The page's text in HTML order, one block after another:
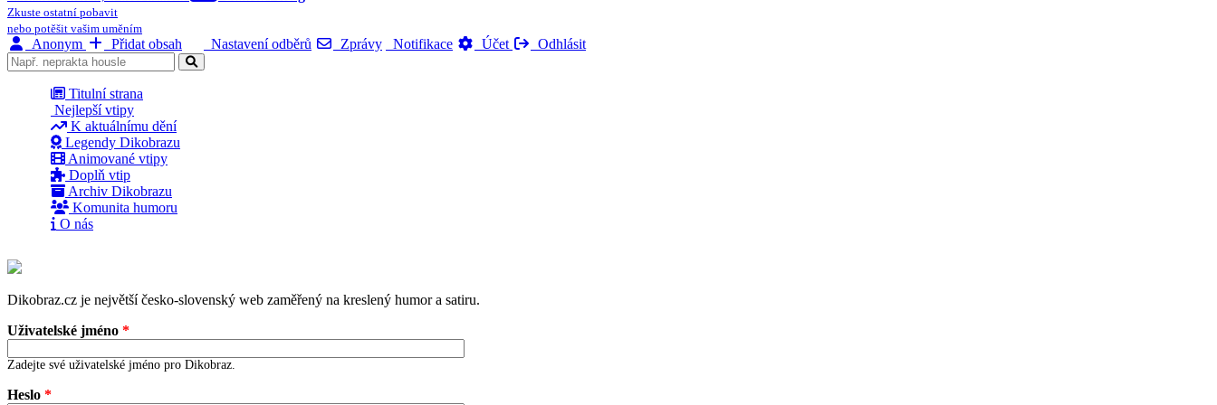
Zkuste ostatní pobavit
nebo potěšit vašim uměním
Anonym Přidat obsah Nastavení odběrů Zprávy Notifikace Účet Odhlásit
Titulní strana
Nejlepší vtipy
K aktuálnímu dění
Legendy Dikobrazu
Animované vtipy
Doplň vtip
Archiv Dikobrazu
Komunita humoru
O nás
Dikobraz.cz je největší česko-slovenský web zaměřený na kreslený humor a satiru.
Uživatelské jméno *
Zadejte své uživatelské jméno pro Dikobraz.
Heslo *